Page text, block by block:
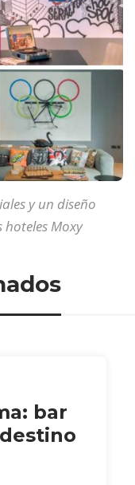
y un diseño
Moxy
bar